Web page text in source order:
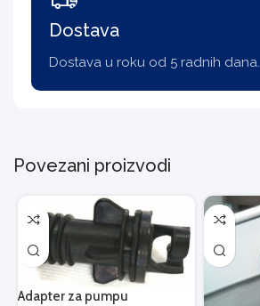
Dostava
Dostava u roku od 5 radnih dana.
Povezani proizvodi
Adapter za pumpu